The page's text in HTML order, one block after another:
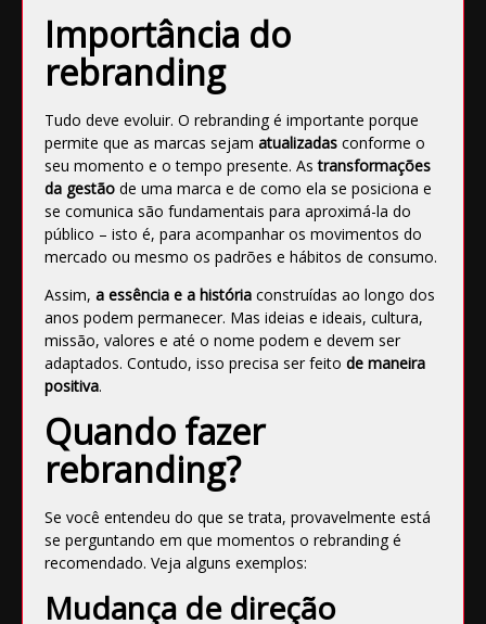
Importância do
rebranding
Tudo deve evoluir. O rebranding é importante porque
permite que as marcas sejam atualizadas conforme o
seu momento e o tempo presente. As transformações
da gestão de uma marca e de como ela se posiciona e
se comunica são fundamentais para aproximá-la do
público – isto é, para acompanhar os movimentos do
mercado ou mesmo os padrões e hábitos de consumo.
Assim, a essência e a história construídas ao longo dos
anos podem permanecer. Mas ideias e ideais, cultura,
missão, valores e até o nome podem e devem ser
adaptados. Contudo, isso precisa ser feito de maneira
positiva.
Quando fazer
rebranding?
Se você entendeu do que se trata, provavelmente está
se perguntando em que momentos o rebranding é
recomendado. Veja alguns exemplos:
Mudança de direção